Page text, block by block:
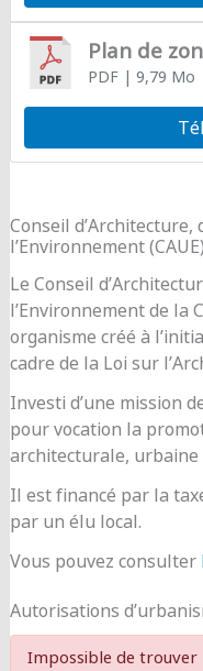
Plan de
PDF| 9,79 Mo
Conseil d’Architecture,
l’Environnement (CAUE)
Le Conseil
l’Environnement de la
organisme créé à
cadre de la Loi sur
Investi d’une mission
pour vocation la
architecturale,
Il est financé par la
par un élu local.
Vous pouvez consulter
Autorisations
Impossible de trouver